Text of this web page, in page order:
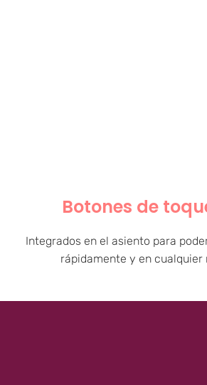
Botones de
Integrados en el asiento para
rápidamente y en cualquier